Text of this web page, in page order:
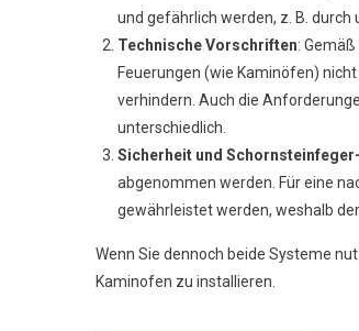
und gefährlich werden, z. B.
Technische Vorschriften:
Feuerungen (wie Kaminöfen)
verhindern. Auch die
unterschiedlich.
Sicherheit und
abgenommen werden. Für eine
gewährleistet werden, weshalb
Wenn Sie dennoch beide Systeme
Kaminofen zu installieren.